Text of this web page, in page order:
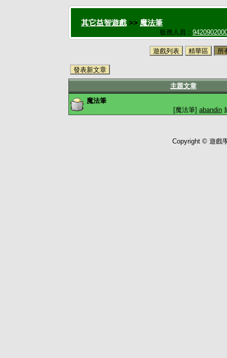
其它益智遊戲>> 魔法筆
板務人員：
遊戲列表 精華區 所
發表新文章
主題文章
魔法筆
[魔法筆] abandin
Copyright © 遊戲